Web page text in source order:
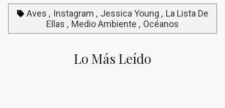
Aves Instagram Jessica Young
La Lista De
Ellas
Medio Ambiente Océanos
Lo Más Leído